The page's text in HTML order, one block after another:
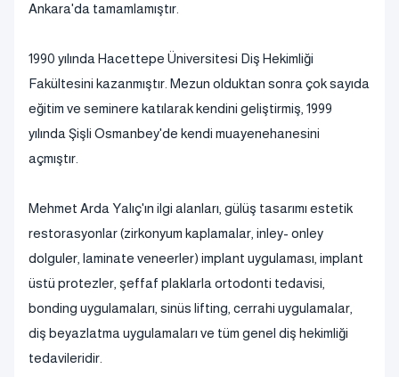
Ankara'da tamamlamıştır.
1990 yılında Hacettepe Üniversitesi Diş Hekimliği
Fakültesini kazanmıştır. Mezun olduktan sonra çok sayıda
eğitim ve seminere katılarak kendini geliştirmiş, 1999
yılında Şişli Osmanbey'de kendi muayenehanesini
açmıştır.
Mehmet Arda Yalıç'ın ilgi alanları, gülüş tasarımı estetik
restorasyonlar (zirkonyum kaplamalar, inley- onley
dolguler, laminate veneerler) implant uygulaması, implant
üstü protezler, şeffaf plaklarla ortodonti tedavisi,
bonding uygulamaları, sinüs lifting, cerrahi uygulamalar,
diş beyazlatma uygulamaları ve tüm genel diş hekimliği
tedavileridir.